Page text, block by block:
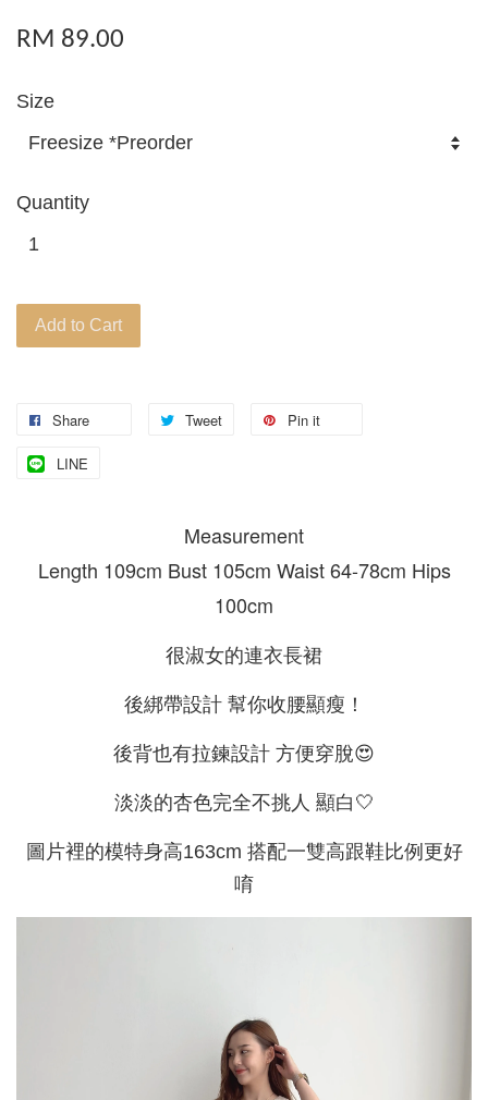
RM 89.00
Size
Quantity
Add to Cart
Share Tweet Pin it
LINE
Measurement
Length 109cm Bust 105cm Waist 64-78cm Hips
100cm
很淑女的連衣長裙
後綁帶設計 幫你收腰顯瘦！
後背也有拉鍊設計 方便穿脫😍
淡淡的杏色完全不挑人 顯白🤍
圖片裡的模特身高163cm 搭配一雙高跟鞋比例更好
唷